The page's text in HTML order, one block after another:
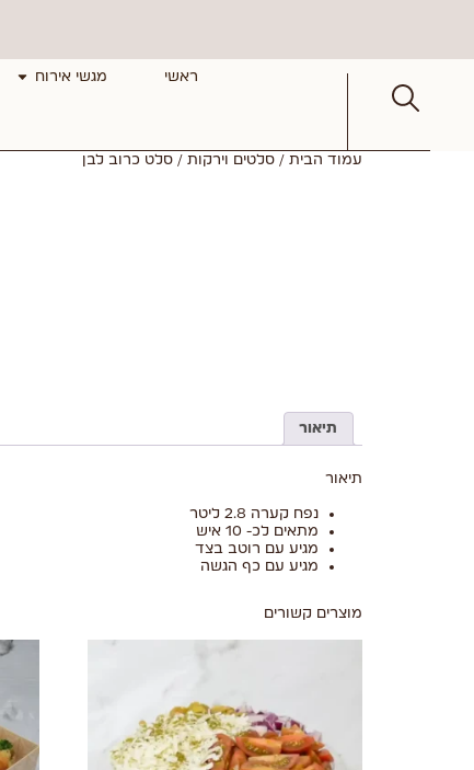
ראשי מגשי אירוח
עמוד הבית / סלטים וירקות / סלט כרוב לבן
תיאור
תיאור
נפח קערה 2.8 ליטר
מתאים לכ- 10 איש
מגיע עם רוטב בצד
מגיע עם כף הגשה
מוצרים קשורים